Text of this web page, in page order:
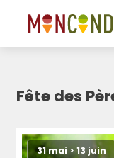
Fête des
31 mai > 13 juin